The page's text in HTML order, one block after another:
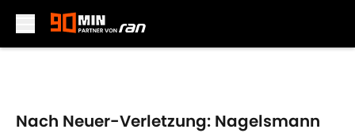
Nach Neuer-Verletzung: Nagelsmann